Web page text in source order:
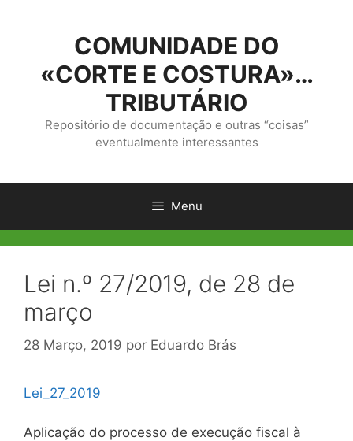
conteúdo
COMUNIDADE DO
«CORTE E COSTURA»…
TRIBUTÁRIO
Repositório de documentação e outras “coisas”
eventualmente interessantes
Menu
Lei n.º 27/2019, de 28 de
março
28 Março, 2019 por Eduardo Brás
Lei_27_2019
Aplicação do processo de execução fiscal à